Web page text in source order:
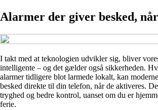
Alarmer der giver besked,
I takt med at teknologien udvikler sig, bliver
intelligente – og det gælder også sikkerheden.
alarmer tidligere blot larmede lokalt, kan
besked direkte til din telefon, når de aktiveres.
tryghed og bedre kontrol, uanset om du er
ferie.